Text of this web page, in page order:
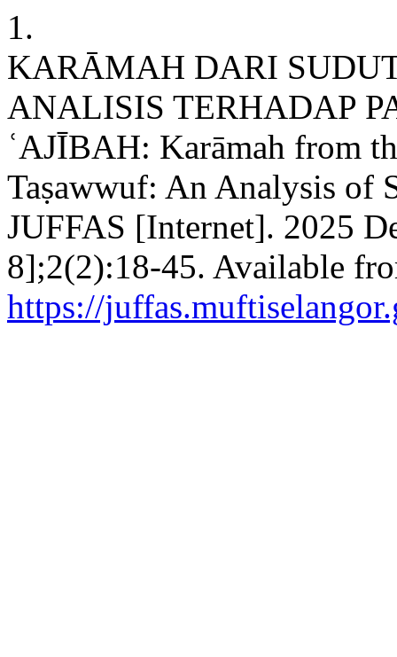
1.
KARĀMAH DARI
ANALISIS TERHADAP
ʿAJĪBAH: Karāmah from
Taṣawwuf: An Analysis of
JUFFAS [Internet]. 2025
8];2(2):18-45. Available
https://